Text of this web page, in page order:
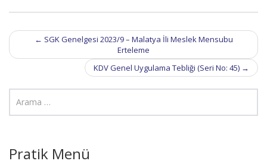
Post
navigation
← SGK Genelgesi 2023/9 – Malatya İli Meslek Mensubu
Erteleme
KDV Genel Uygulama Tebliği (Seri No: 45) →
Pratik Menü